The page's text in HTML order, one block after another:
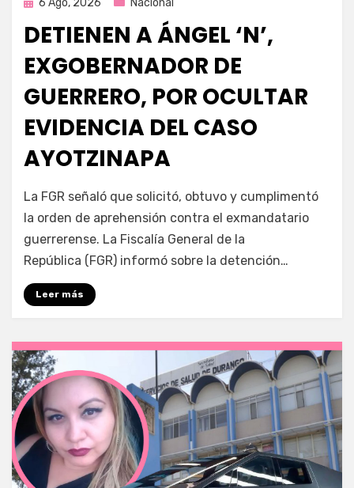
6 Ago, 2026 Nacional
DETIENEN A ÁNGEL ‘N’,
EXGOBERNADOR DE
GUERRERO, POR OCULTAR
EVIDENCIA DEL CASO
AYOTZINAPA
porFernando Miranda Servín
La FGR señaló que solicitó, obtuvo y cumplimentó
la orden de aprehensión contra el exmandatario
guerrerense. La Fiscalía General de la
República (FGR) informó sobre la detención…
Leer más